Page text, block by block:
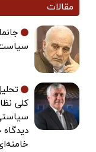
مقالات
کلی